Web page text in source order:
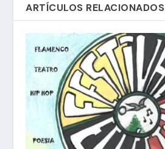
ARTÍCULOS RELACIONADOS